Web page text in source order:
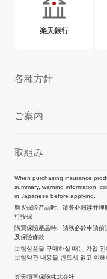
楽天銀行
各種方針
ご案内
取組み
When purchasing insurance
summary, warning information,
in Japanese before applying.
购买保险产品时、请务必阅读并
行投保
購買保險產品時、請務必於申請
及保險條款
보험상품을 구매하실 때는 가입
보험약관 내용을 반드시 읽고 이
楽天損害保険株式会社